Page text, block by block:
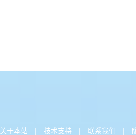
关于本站 | 技术支持 | 联系我们 |